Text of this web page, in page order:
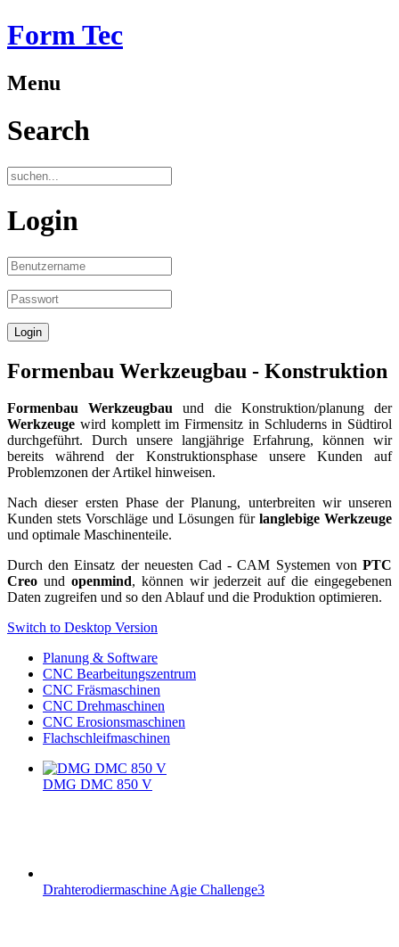
Form Tec
Menu
Search
Login
Formenbau Werkzeugbau - Konstruktion
FormenbauWerkzeugbau und die Konstruktion/planung der
Werkzeuge wird komplett im Firmensitz in Schluderns in Südtirol
durchgeführt. Durch unsere langjährige Erfahrung, können wir
bereits während der Konstruktionsphase unsere Kunden auf
Problemzonen der Artikel hinweisen.
Nach dieser ersten Phase der Planung, unterbreiten wir unseren
Kunden stets Vorschläge und Lösungen für langlebige Werkzeuge
und optimale Maschinenteile.
Durch den Einsatz der neuesten Cad - CAM Systemen von PTC
Creo und openmind, können wir jederzeit auf die eingegebenen
Daten zugreifen und so den Ablauf und die Produktion optimieren.
Switch to Desktop Version
Planung & Software
CNC Bearbeitungszentrum
CNC Fräsmaschinen
CNC Drehmaschinen
CNC Erosionsmaschinen
Flachschleifmaschinen
DMG DMC 850 V
Drahterodiermaschine Agie Challenge3